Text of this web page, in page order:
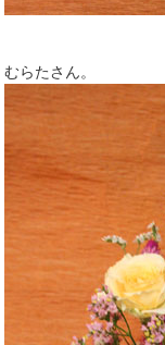
むらたさん。